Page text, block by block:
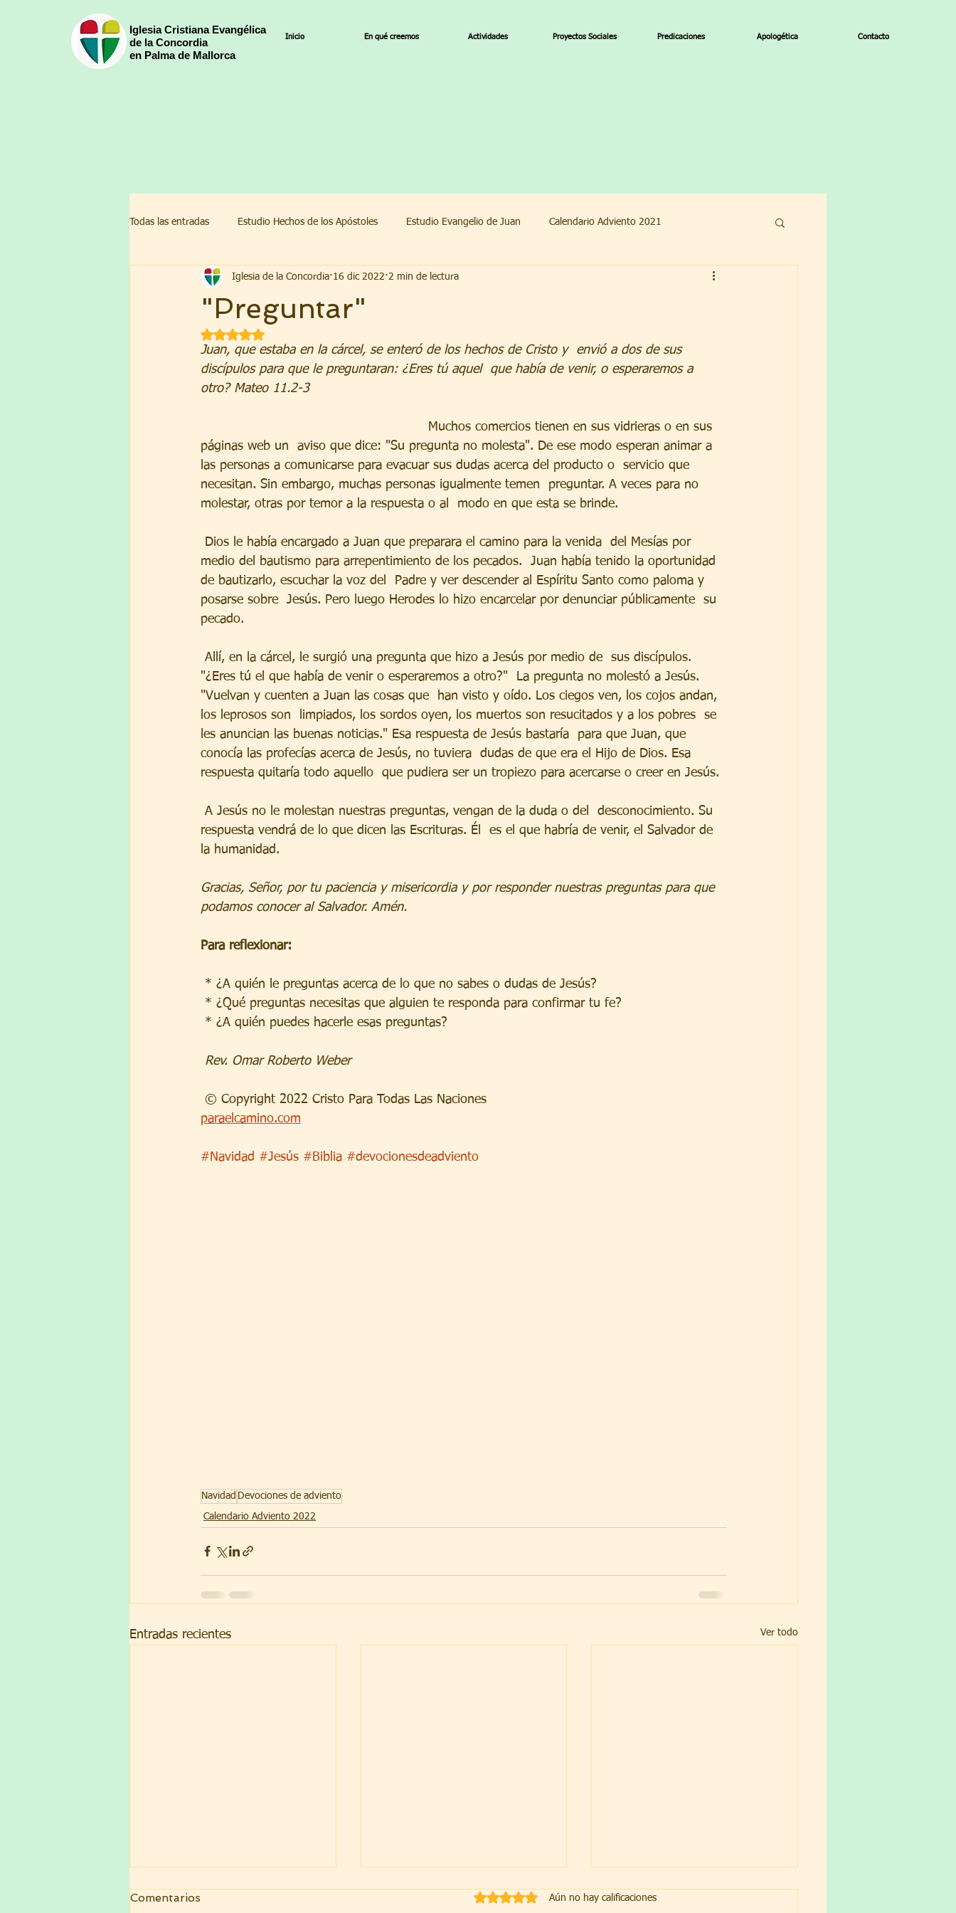
Iglesia Cristiana Evangélica
de la Concordia
en Palma de Mallorca
Inicio En qué creemos Actividades Proyectos Sociales Predicaciones Apologética Contacto
Todas las entradas Estudio Hechos de los Apóstoles Estudio Evangelio de Juan Calendario Adviento 2021
Devocionales Pascua 2022 Calendario Adviento 2022 1 Corintios
"Preguntar"
Iglesia de la Concordia 16 dic 2022 2 min de lectura
Obtuvo NaN de 5 estrellas.
Juan, que estaba en la cárcel, se enteró de los hechos de Cristo y  envió a dos de sus
discípulos para que le preguntaran: ¿Eres tú aquel  que había de venir, o esperaremos a
otro? Mateo 11.2-3
páginas web un  aviso que dice: "Su pregunta no molesta". De ese modo esperan animar a
las personas a comunicarse para evacuar sus dudas acerca del producto o  servicio que
necesitan. Sin embargo, muchas personas igualmente temen  preguntar. A veces para no
molestar, otras por temor a la respuesta o al  modo en que esta se brinde.
medio del bautismo para arrepentimiento de los pecados.  Juan había tenido la oportunidad
de bautizarlo, escuchar la voz del  Padre y ver descender al Espíritu Santo como paloma y
posarse sobre  Jesús. Pero luego Herodes lo hizo encarcelar por denunciar públicamente  su
pecado.
"¿Eres tú el que había de venir o esperaremos a otro?"  La pregunta no molestó a Jesús.
"Vuelvan y cuenten a Juan las cosas que  han visto y oído. Los ciegos ven, los cojos andan,
los leprosos son  limpiados, los sordos oyen, los muertos son resucitados y a los pobres  se
les anuncian las buenas noticias." Esa respuesta de Jesús bastaría  para que Juan, que
conocía las profecías acerca de Jesús, no tuviera  dudas de que era el Hijo de Dios. Esa
respuesta quitaría todo aquello  que pudiera ser un tropiezo para acercarse o creer en Jesús.
respuesta vendrá de lo que dicen las Escrituras. Él  es el que habría de venir, el Salvador de
la humanidad.
Gracias, Señor, por tu paciencia y misericordia y por responder nuestras preguntas para que
podamos conocer al Salvador. Amén.
Para reflexionar:
* ¿A quién le preguntas acerca de lo que no sabes o dudas de Jesús?
* ¿Qué preguntas necesitas que alguien te responda para confirmar tu fe?
* ¿A quién puedes hacerle esas preguntas?
Rev. Omar Roberto Weber
© Copyright 2022 Cristo Para Todas Las Naciones
paraelcamino.com
#Navidad #Jesús #Biblia #devocionesdeadviento
Navidad Devociones de adviento
Calendario Adviento 2022
Entradas recientes Ver todo
Comentarios Obtuvo 0 de 5 estrellas.
Aún no hay calificaciones